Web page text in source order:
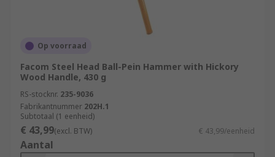
Op voorraad
Facom Steel Head Ball-Pein Hammer with Hickory
Wood Handle, 430 g
RS-stocknr. 235-9036
Fabrikantnummer 202H.1
Subtotaal (1 eenheid)
€ 43,99(excl. BTW) € 43,99/eenheid
Aantal